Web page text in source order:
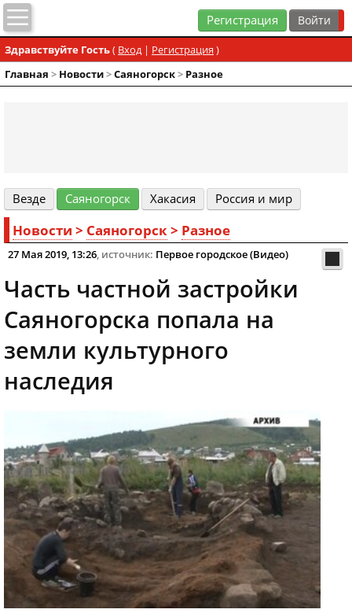
Регистрация
Здравствуйте Гость( Вход| Регистрация )
Главная > Новости>Cаяногорск> Разное
Везде Cаяногорск Хакасия Россия и мир
Новости > Cаяногорск> Разное
27 Мая 2019, 13:26, источник: Первое городское (Видео)
Часть частной застройки
Саяногорска попала на
земли культурного
наследия